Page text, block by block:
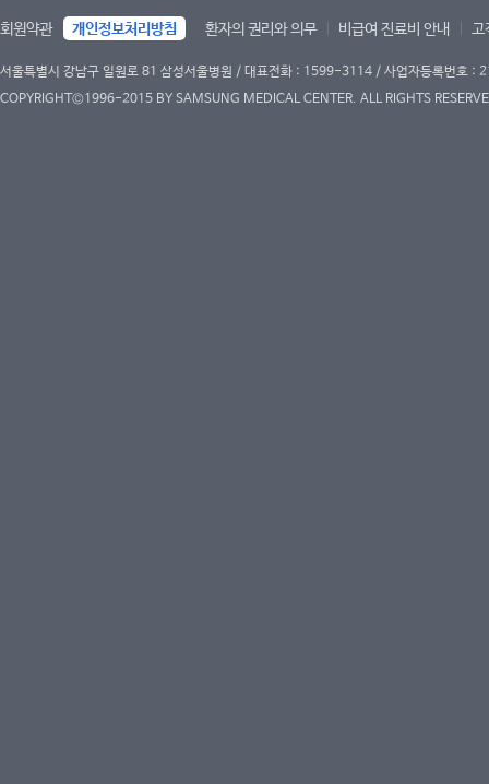
회원약관 개인정보처리방침 환자의 권리와 의무 비급여 진료비 안내 고
서울특별시 강남구 일원로 81 삼성서울병원 / 대표전화 : 1599-3114 / 사업자등록번호
COPYRIGHT©1996-2015 BY SAMSUNG MEDICAL CENTER. ALL RIGHTS